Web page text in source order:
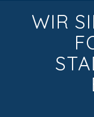
WIR